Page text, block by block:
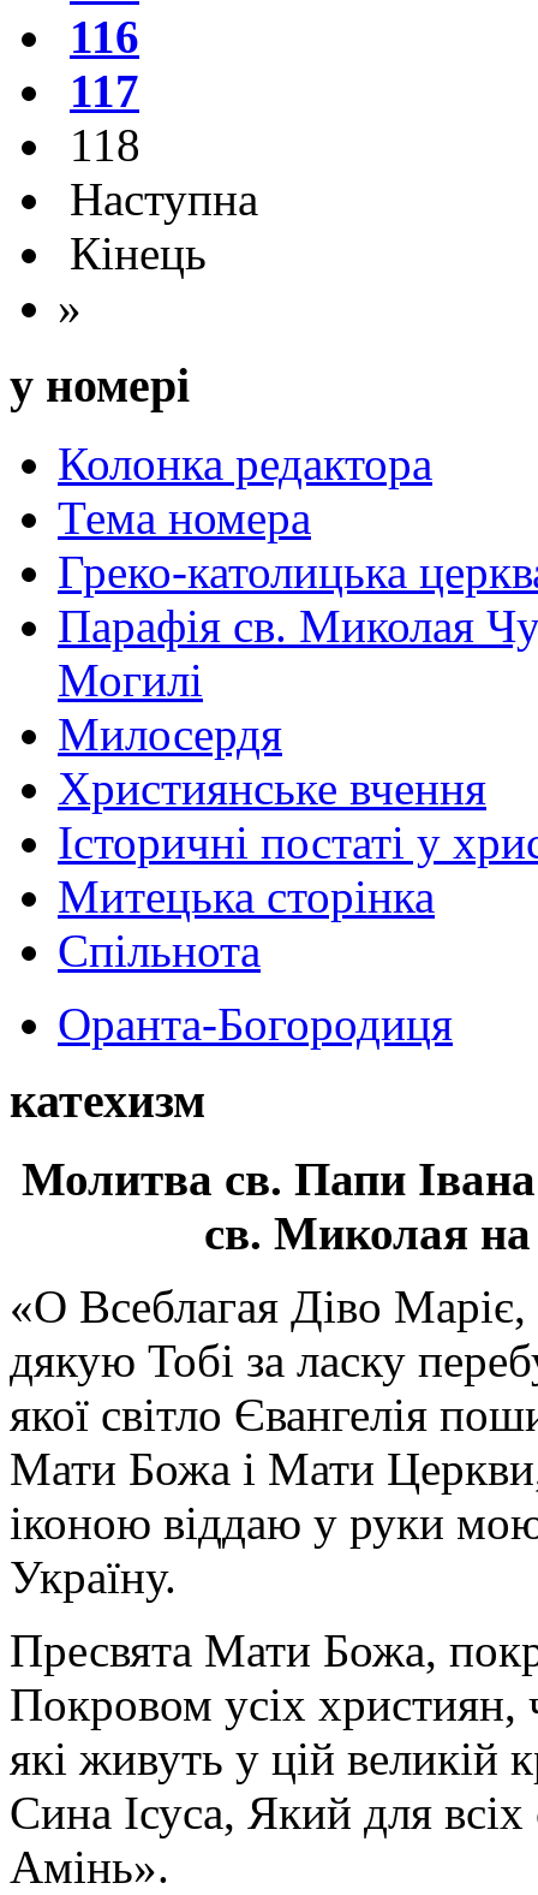
116
117
118
Наступна
Кінець
»
у номері
Колонка редактора
Тема номера
Греко-католицька
Парафія св. Миколая
Могилі
Милосердя
Християнське вчення
Історичні постаті у
Митецька сторінка
Спільнота
Оранта-Богородиця
катехизм
Молитва св. Папи
св. Миколая на
«О Всеблагая Діво
дякую Тобі за ласку
якої світло Євангелія
Мати Божа і Мати
іконою віддаю у руки
Україну.
Пресвята Мати Божа,
Покровом усіх християн,
які живуть у цій великій
Сина Ісуса, Який для
Амінь».